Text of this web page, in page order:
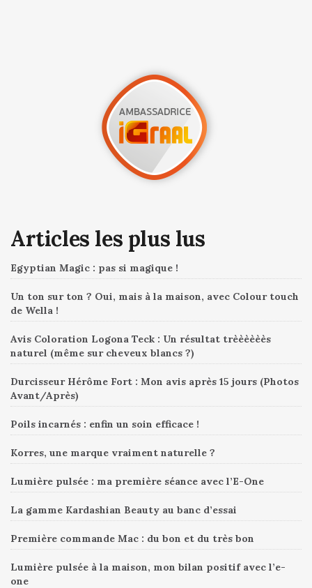
Articles les plus lus
Egyptian Magic : pas si magique !
Un ton sur ton ? Oui, mais à la maison, avec Colour touch
de Wella !
Avis Coloration Logona Teck : Un résultat trèèèèèès
naturel (même sur cheveux blancs ?)
Durcisseur Hérôme Fort : Mon avis après 15 jours (Photos
Avant/Après)
Poils incarnés : enfin un soin efficace !
Korres, une marque vraiment naturelle ?
Lumière pulsée : ma première séance avec l’E-One
La gamme Kardashian Beauty au banc d’essai
Première commande Mac : du bon et du très bon
Lumière pulsée à la maison, mon bilan positif avec l’e-
one